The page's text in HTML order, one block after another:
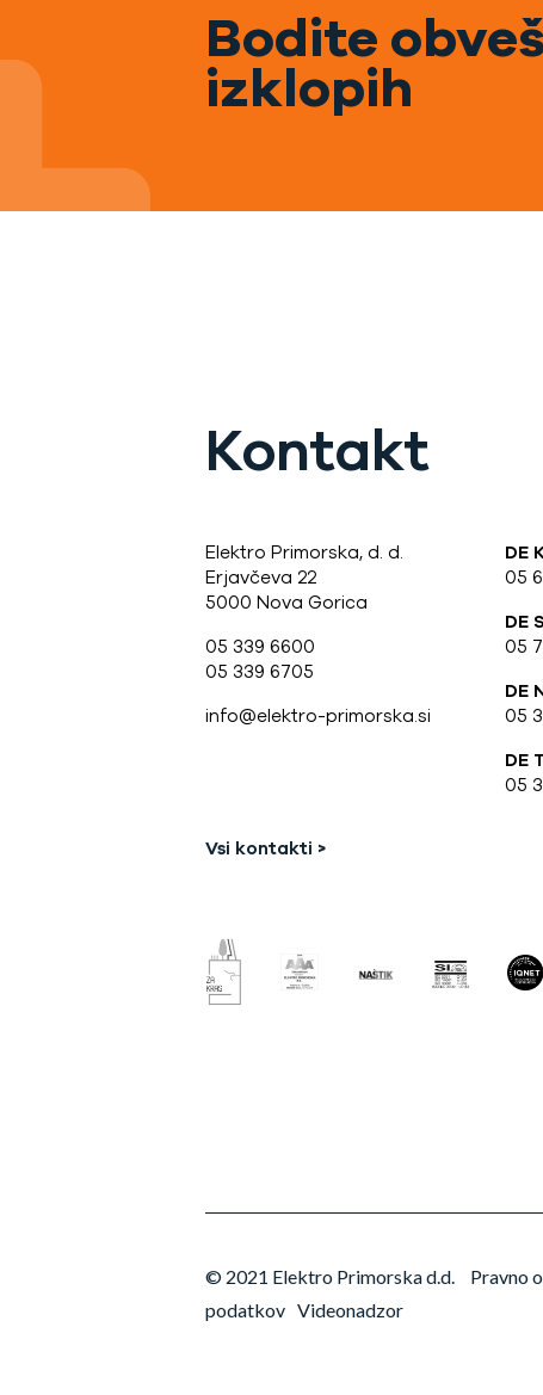
Bodite
izklopih
Kontakt
Elektro Primorska, d. d.
Erjavčeva 22
5000 Nova Gorica
05 339 6600
05 339 6705
info@elektro-primorska.si
DE
05
DE
05
DE
05
DE
05
Vsi kontakti >
© 2021 Elektro Primorska d.d. Pravno
podatkov Videonadzor